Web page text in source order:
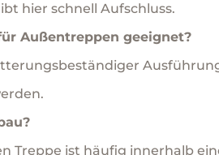
hier schnell Aufschluss.
Außentreppen geeignet?
Treppe ist häufig innerhalb